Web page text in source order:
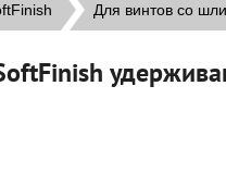
Для винтов со